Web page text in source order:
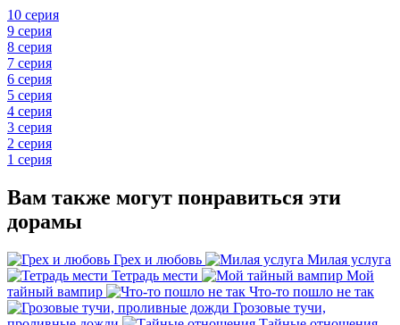
10 серия
9 серия
8 серия
7 серия
6 серия
5 серия
4 серия
3 серия
2 серия
1 серия
Вам также могут понравиться эти
дорамы
Грех и любовь
Милая услуга
Тетрадь мести
Мой
тайный вампир
Что-то пошло не так
Грозовые тучи,